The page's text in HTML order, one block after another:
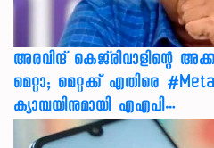
അരവിന്ദ് കെജ്‌രിവാളിന്റെ
മെറ്റാ; മെറ്റക്ക് എതിരെ
ക്യാമ്പയിനുമായി എഎപി…